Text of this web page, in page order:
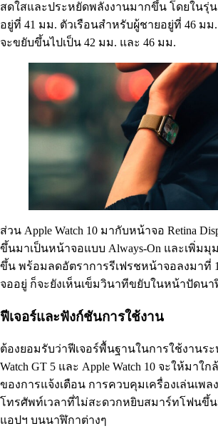
สดใสและประหยัดพลังงานมากขึ้น โดยในรุ่น
อยู่ที่ 41 มม. ตัวเรือนสำหรับผู้ชายอยู่ที่ 46 มม.
จะขยับขึ้นไปเป็น 42 มม. และ 46 มม.
ส่วน Apple Watch 10 มากับหน้าจอ Retina
ขึ้นมาเป็นหน้าจอแบบ Always-On และเพิ่มมุ
ขึ้น พร้อมลดอัตราการรีเฟรชหน้าจอลงมาที่
จออยู่ ก็จะยังเห็นเข็มวินาทีขยับในหน้าปัดนา
ฟีเจอร์และฟังก์ชันการใช้งาน
ต้องยอมรับว่าฟีเจอร์พื้นฐานในการใช้งานระ
Watch GT 5 และ Apple Watch 10 จะให้มาใก
ของการแจ้งเตือน การควบคุมเครื่องเล่นเพล
โทรศัพท์เวลาที่ไม่สะดวกหยิบสมาร์ทโฟนขึ้
แอปฯ บนนาฬิกาต่างๆ